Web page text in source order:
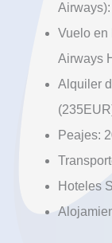
Vuelo en
Airways
Alquiler
Peajes:
Hoteles